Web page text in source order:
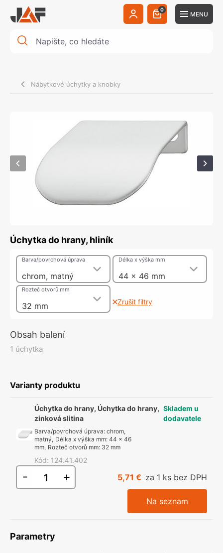
0
MENU
Nábytkové úchytky a knobky
Úchytka do hrany, hliník
chrom, matný
Barva/povrchová úprava
44 x 46 mm
Délka x výška mm
32 mm
Rozteč otvorů mm
Zrušit filtry
Obsah balení
1 úchytka
Varianty produktu
Úchytka do hrany, Úchytka do hrany,
zinková slitina
Barva/povrchová úprava: chrom,
matný, Délka x výška mm: 44 x 46
mm, Rozteč otvorů mm: 32 mm
Kód: 124.41.402
Skladem u
dodavatele
- + 5,71 € za 1 ks bez DPH
Na seznam
Parametry